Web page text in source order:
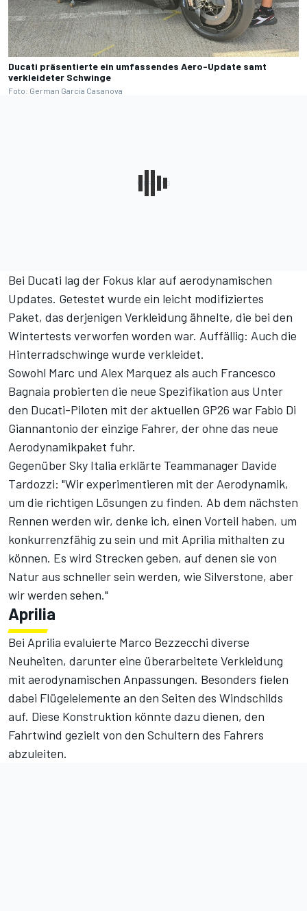
Ducati präsentierte ein umfassendes Aero-Update samt
verkleideter Schwinge
Foto: German Garcia Casanova
Bei Ducati lag der Fokus klar auf aerodynamischen
Updates. Getestet wurde ein leicht modifiziertes
Paket, das derjenigen Verkleidung ähnelte, die bei den
Wintertests verworfen worden war. Auffällig: Auch die
Hinterradschwinge wurde verkleidet.
Sowohl Marc und Alex Marquez als auch Francesco
Bagnaia probierten die neue Spezifikation aus Unter
den Ducati-Piloten mit der aktuellen GP26 war Fabio Di
Giannantonio der einzige Fahrer, der ohne das neue
Aerodynamikpaket fuhr.
Gegenüber Sky Italia erklärte Teammanager Davide
Tardozzi: "Wir experimentieren mit der Aerodynamik,
um die richtigen Lösungen zu finden. Ab dem nächsten
Rennen werden wir, denke ich, einen Vorteil haben, um
konkurrenzfähig zu sein und mit Aprilia mithalten zu
können. Es wird Strecken geben, auf denen sie von
Natur aus schneller sein werden, wie Silverstone, aber
wir werden sehen."
Aprilia
Bei Aprilia evaluierte Marco Bezzecchi diverse
Neuheiten, darunter eine überarbeitete Verkleidung
mit aerodynamischen Anpassungen. Besonders fielen
dabei Flügelelemente an den Seiten des Windschilds
auf. Diese Konstruktion könnte dazu dienen, den
Fahrtwind gezielt von den Schultern des Fahrers
abzuleiten.